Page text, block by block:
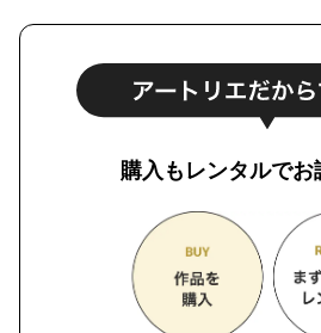
購入もレンタルでお